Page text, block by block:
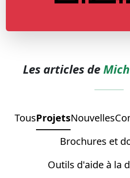
Les articles de
TousProjetsNouvelles
Brochures et
Outils d'aide à la